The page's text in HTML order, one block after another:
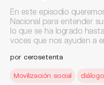
En este episodio
Nacional para entender
lo que se ha logrado
voces que nos ayuden a
por cerosetenta
Movilización social diálogo